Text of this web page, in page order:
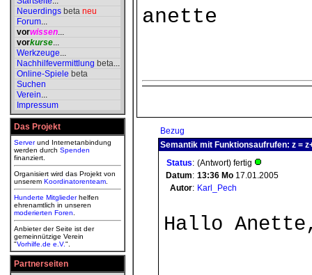
Neuerdings beta neu
Forum...
vorwissen...
vorkurse...
Werkzeuge...
Nachhilfevermittlung beta...
Online-Spiele beta
Suchen
Verein...
Impressum
Das Projekt
Serverund Internetanbindung
werden durch Spenden
finanziert.
Organisiert wird das Projekt von
unserem Koordinatorenteam
Hunderte Mitgliederhelfen
ehrenamtlich in unseren
moderierten Foren
Anbieter der Seite ist der
gemeinnützige Verein
"Vorhilfe.de e.V.".
Partnerseiten
anette
Bezug
Semantik mit Funktionsaufrufen: z =
Status: (Antwort) fertig
Datum: 13:36 Mo 17.01.2005
Autor: Karl_Pech
Hallo